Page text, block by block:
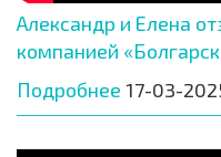
Александр и Елена
компанией
Подробнее 17-03-